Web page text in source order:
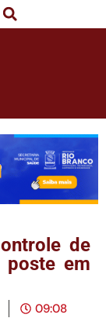
de
em
09:08